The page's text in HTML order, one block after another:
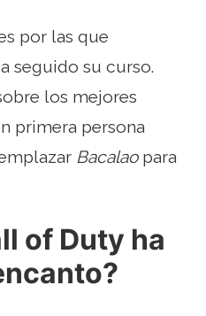
por las que
seguido su curso.
los mejores
primera persona
Bacalaopara
of Duty ha